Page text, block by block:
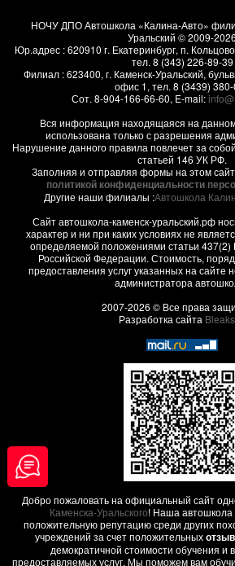
НОЧУ ДПО Автошкола «Калина-Авто»
Уральский © 2009-2026
Юр.адрес :620910 г. Екатеринбург, п. Кольцово
тел. 8 (343) 226-89-39
Филиал :623400, г. Каменск-Уральский,
офис 1, тел. 8 (3439)
Сот. 8-904-166-66-60, E-mail:
Вся информация находящаяся на
использована только с разрешения
Нарушение данного правила повлечет за
статьей 146 УК РФ.
Заполняя и отправляя формы на этом
политикой конфиденциальности
Другие наши филиалы :Автошкола
Сайт автошкола-каменск-уральский.рф
характер и ни при каких условиях не
определяемой положениями статьи 437(2)
Российской Федерации. Стоимость,
предоставления услуг указанных на сайте
администратора
2007-2026 © Все права
Разработка сайта
Добро пожаловать на официальный сайт
Каменска-Уральского! Наша автошкола
положительную репутацию среди других
учреждений за счет положительных
демократичной стоимости обучения и
предоставляемых услуг. Мы поможем вам